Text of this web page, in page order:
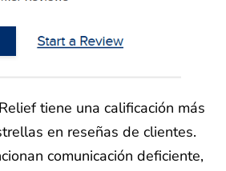
tiene una calificación más
en reseñas de clientes.
comunicación deficiente,